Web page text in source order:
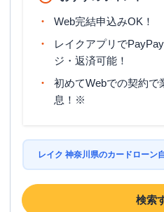
Web完結申込みOK！
レイクアプリで
ジ・返済可能！
初めてWebでの契約で
息！※
レイク 神奈川県のカードローン
検索